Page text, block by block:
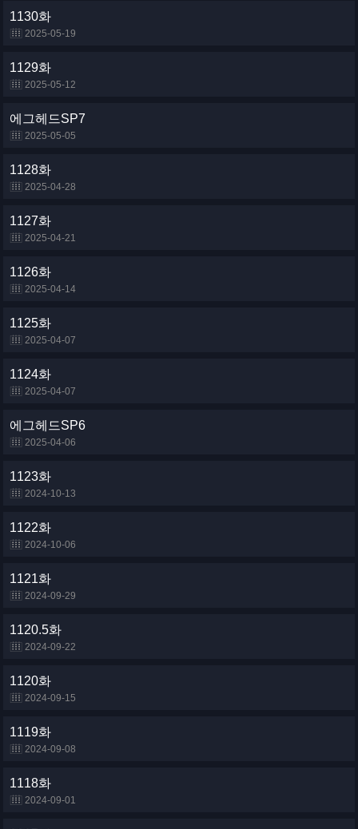
1130화
2025-05-19
1129화
2025-05-12
에그헤드SP7
2025-05-05
1128화
2025-04-28
1127화
2025-04-21
1126화
2025-04-14
1125화
2025-04-07
1124화
2025-04-07
에그헤드SP6
2025-04-06
1123화
2024-10-13
1122화
2024-10-06
1121화
2024-09-29
1120.5화
2024-09-22
1120화
2024-09-15
1119화
2024-09-08
1118화
2024-09-01